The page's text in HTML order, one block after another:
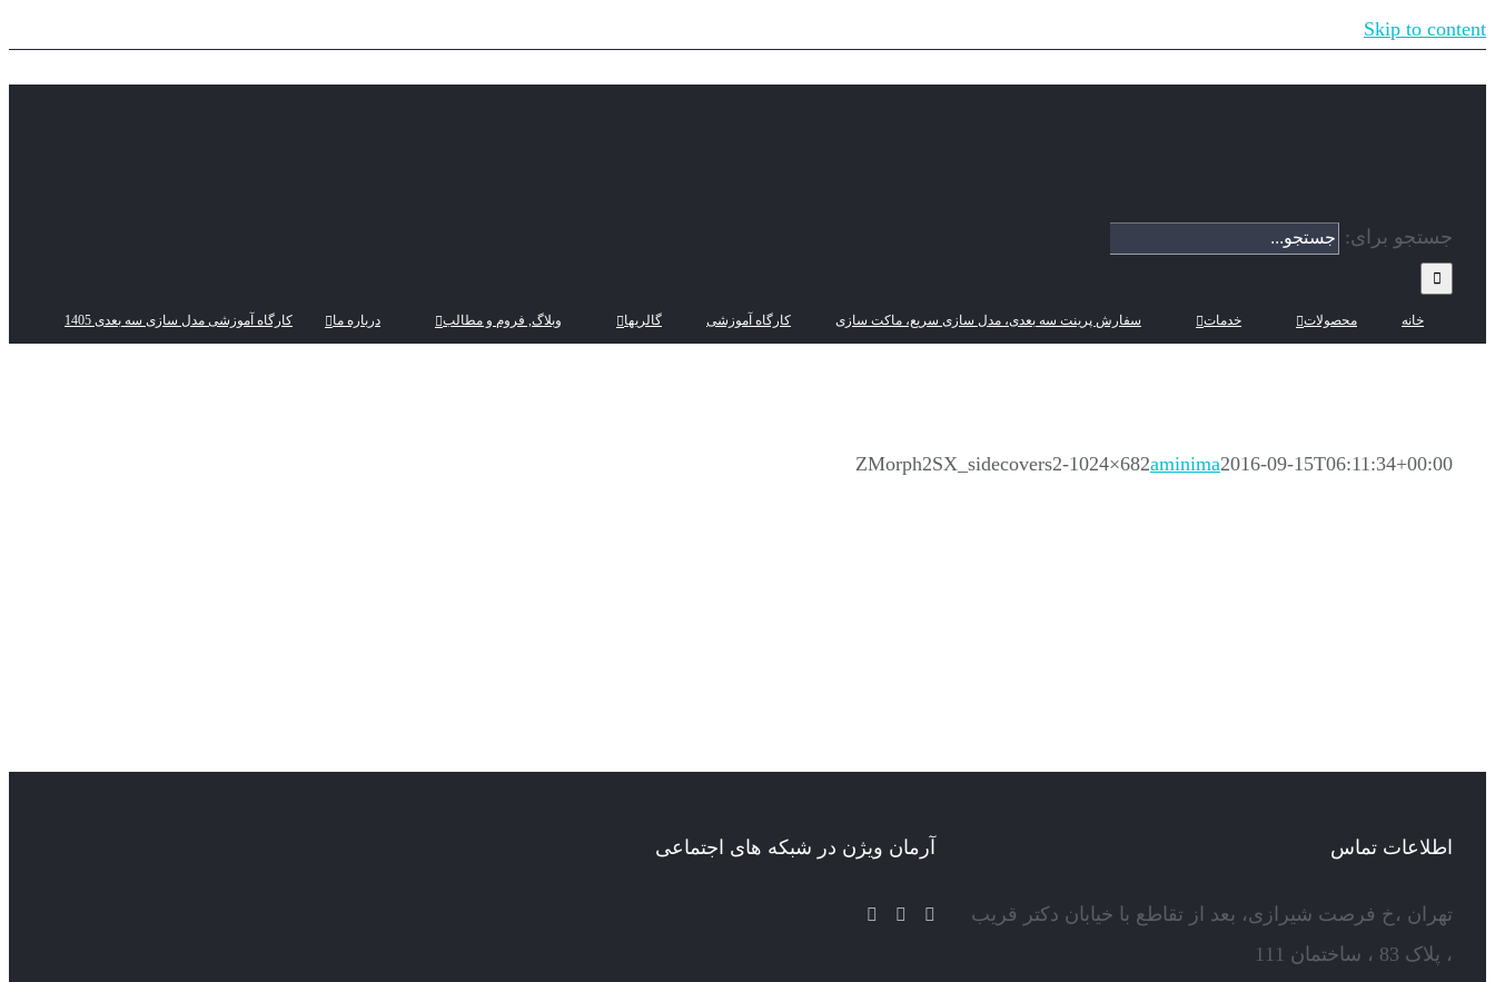
Skip to content
جستجو برای:
خانه محصولات خدمات سفارش پرینت سه بعدی، مدل سازی سریع، ماکت سازی کارگاه آموزشی گالریها وبلاگ, فروم و مطالب درباره ما کارگاه آموزشی مدل سازی سه بعدی 1405
ZMorph2SX_sidecovers2-1024×682aminima2016-09-15T06:11:34+00:00
اطلاعات تماس
تهران ،خ فرصت شیرازی، بعد از تقاطع با خیابان دکتر قریب
، پلاک 83 ، ساختمان 111
آرمان ویژن در شبکه های اجتماعی